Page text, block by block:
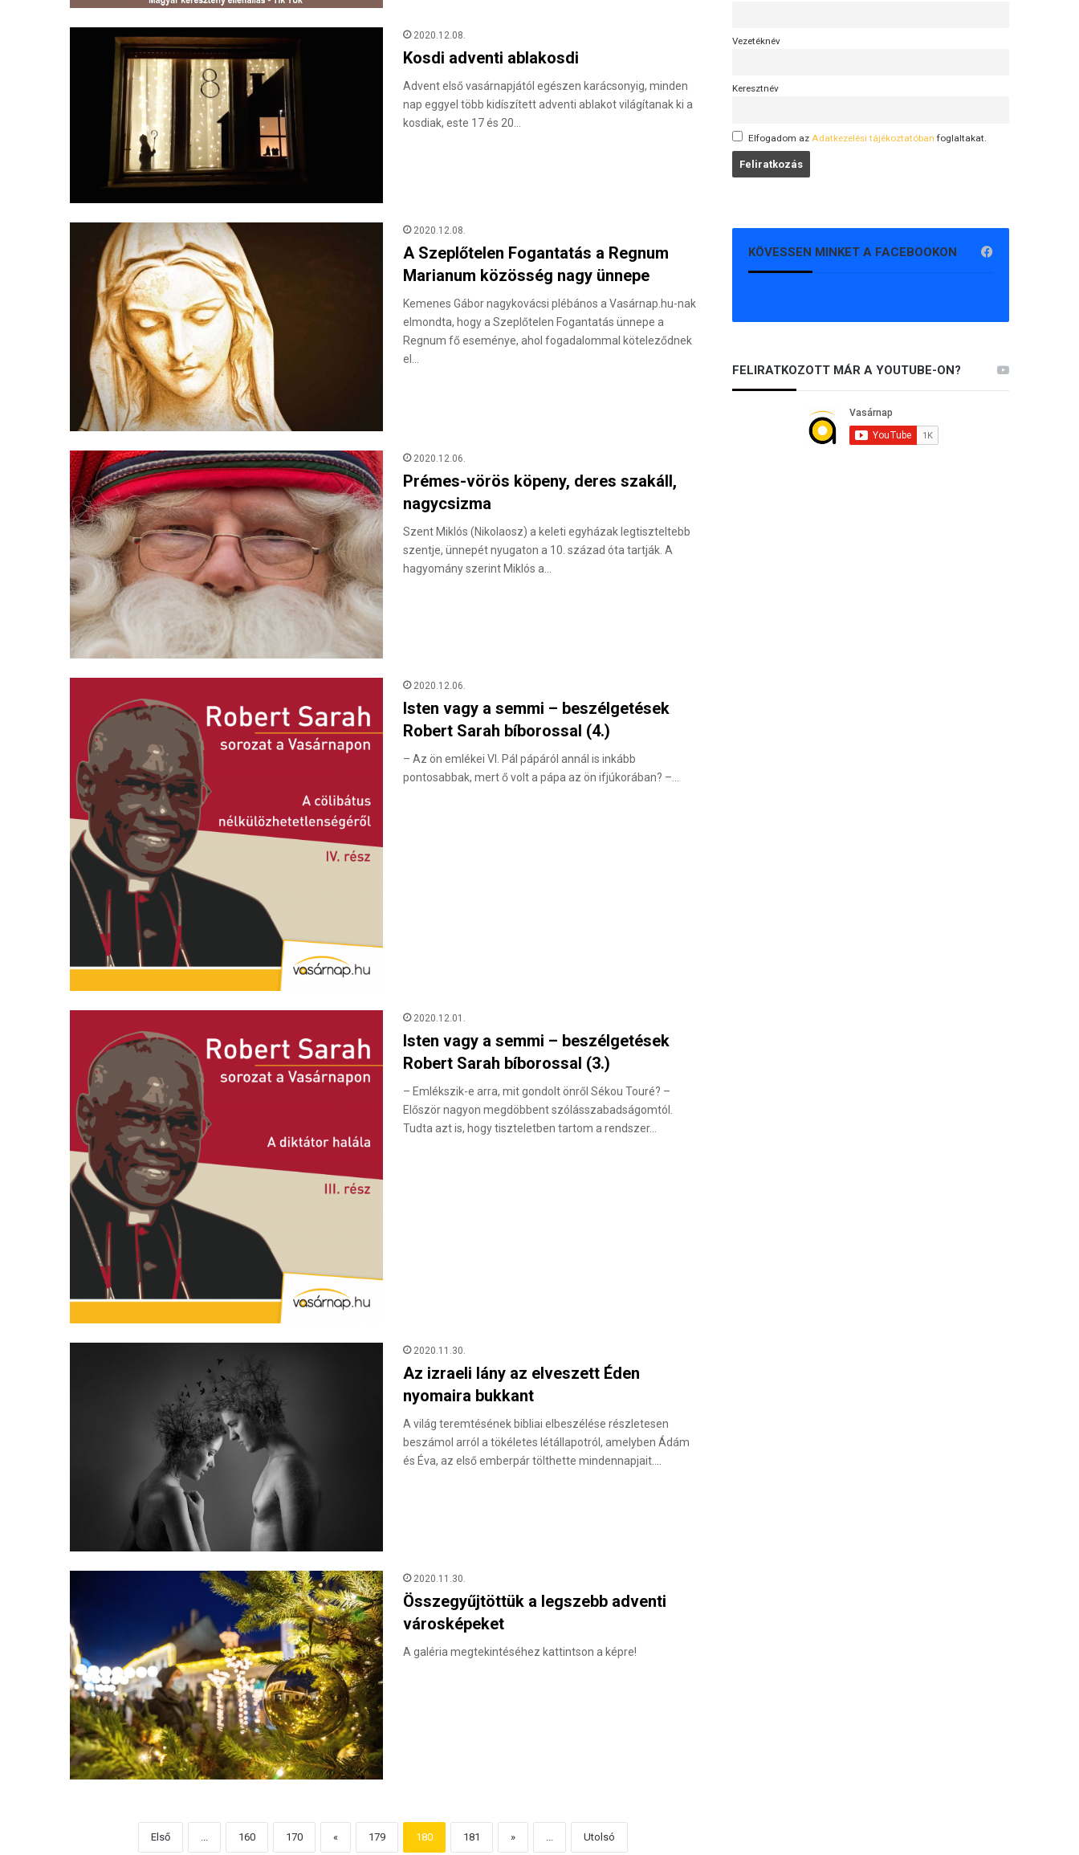
2020.12.08.
Kosdi adventi ablakosdi
Advent első vasárnapjától egészen karácsonyig, minden
nap eggyel több kidíszített adventi ablakot világítanak ki a
kosdiak, este 17 és 20…
2020.12.08.
A Szeplőtelen Fogantatás a Regnum
Marianum közösség nagy ünnepe
Kemenes Gábor nagykovácsi plébános a Vasárnap.hu-nak
elmondta, hogy a Szeplőtelen Fogantatás ünnepe a
Regnum fő eseménye, ahol fogadalommal köteleződnek
el…
2020.12.06.
Prémes-vörös köpeny, deres szakáll,
nagycsizma
Szent Miklós (Nikolaosz) a keleti egyházak legtiszteltebb
szentje, ünnepét nyugaton a 10. század óta tartják. A
hagyomány szerint Miklós a…
2020.12.06.
Isten vagy a semmi – beszélgetések
Robert Sarah bíborossal (4.)
– Az ön emlékei VI. Pál pápáról annál is inkább
pontosabbak, mert ő volt a pápa az ön ifjúkorában? –…
2020.12.01.
Isten vagy a semmi – beszélgetések
Robert Sarah bíborossal (3.)
– Emlékszik-e arra, mit gondolt önről Sékou Touré? –
Először nagyon megdöbbent szólásszabadságomtól.
Tudta azt is, hogy tiszteletben tartom a rendszer…
2020.11.30.
Az izraeli lány az elveszett Éden
nyomaira bukkant
A világ teremtésének bibliai elbeszélése részletesen
beszámol arról a tökéletes létállapotról, amelyben Ádám
és Éva, az első emberpár tölthette mindennapjait.…
2020.11.30.
Összegyűjtöttük a legszebb adventi
városképeket
A galéria megtekintéséhez kattintson a képre!
Első ... 160 170 « 179 180 181 » ... Utolsó
Vezetéknév
Keresztnév
Elfogadom az Adatkezelési tájékoztatóban foglaltakat.
KÖVESSEN MINKET A FACEBOOKON
FELIRATKOZOTT MÁR A YOUTUBE-ON?